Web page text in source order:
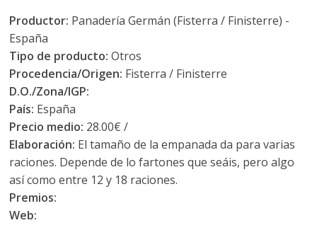
Productor: Panadería Germán (Fisterra / Finisterre) -
España
Tipo de producto:Otros
Procedencia/Origen: Fisterra / Finisterre
D.O./Zona/IGP:
País: España
Precio medio: 28.00€ /
Elaboración: El tamaño de la empanada da para varias
raciones. Depende de lo fartones que seáis, pero algo
así como entre 12 y 18 raciones.
Premios:
Web: